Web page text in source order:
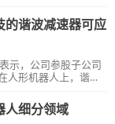
的谐波减速器可应
示，公司参股子公司
人形机器人上，谐波
人细分领域